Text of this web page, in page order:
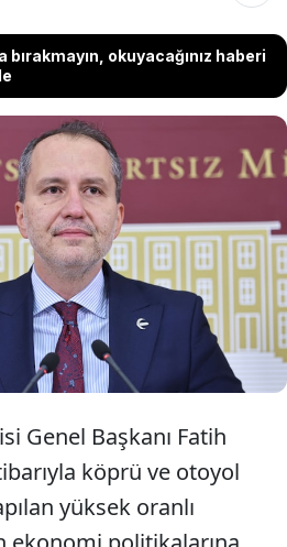
okuyacağınız haberi
Partisi Genel Başkanı Fatih
ve otoyol zamlarına,
ahı, milletinden
iktidarı indirecek" sözleriyle
Genel Başkanı Fatih
köprü ve otoyol
yüksek oranlı